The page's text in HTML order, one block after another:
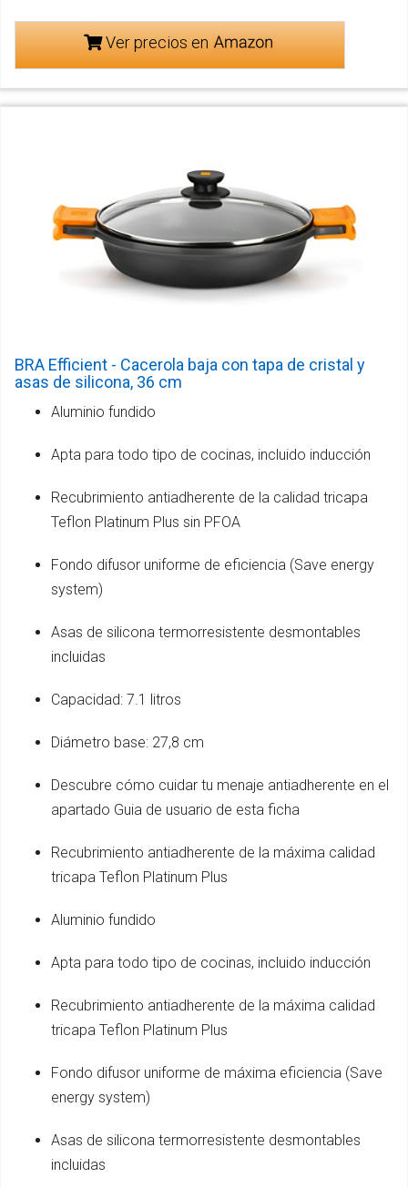
Ver precios en
BRA Efficient - Cacerola baja con tapa de cristal y
asas de silicona, 36 cm
Aluminio fundido
Apta para todo tipo de cocinas, incluido inducción
Recubrimiento antiadherente de la calidad tricapa
Teflon Platinum Plus sin PFOA
Fondo difusor uniforme de eficiencia (Save energy
system)
Asas de silicona termorresistente desmontables
incluidas
Capacidad: 7.1 litros
Diámetro base: 27,8 cm
Descubre cómo cuidar tu menaje antiadherente en el
apartado Guia de usuario de esta ficha
Recubrimiento antiadherente de la máxima calidad
tricapa Teflon Platinum Plus
Aluminio fundido
Apta para todo tipo de cocinas, incluido inducción
Recubrimiento antiadherente de la máxima calidad
tricapa Teflon Platinum Plus
Fondo difusor uniforme de máxima eficiencia (Save
energy system)
Asas de silicona termorresistente desmontables
incluidas